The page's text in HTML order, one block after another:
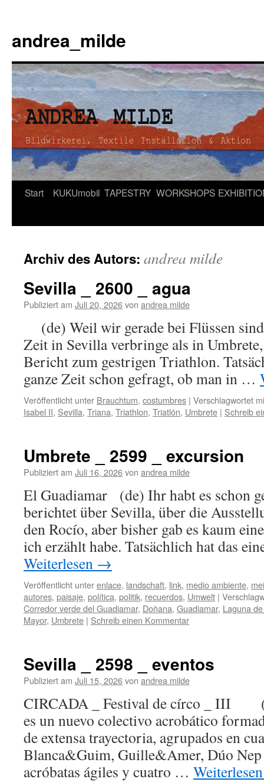
andrea_milde
Zum
Start KUKUmobil TAPESTRY WORKSHOPS
Archiv des Autors: andrea milde
Sevilla _ 2600 _ agua
Publiziert am Juli 20, 2026von andrea milde
(de) Weil wir gerade bei Flüssen
Zeit in Sevilla verbringe als in
Bericht zum gestrigen Triathlon.
ganze Zeit schon gefragt, ob man in …
Veröffentlicht unter Brauchtum, costumbres | Verschlagwortet
Isabel II, Sevilla, Triana, Triathlon, Triatlón, Umbrete | Schreib
Umbrete _ 2599 _ excursion
Publiziert am Juli 16, 2026von andrea milde
El Guadiamar (de) Ihr habt es schon
berichtet über Sevilla, über die
den Rocío, aber bisher gab es kaum
ich erzählt habe. Tatsächlich hat das
Weiterlesen →
Veröffentlicht unterenlace, landschaft, link, medio ambiente,
autores, paisaje, política, politik, recuerdos, Umwelt |
Corredor verde del Guadiamar, Doñana, Guadiamar, Laguna
Mayor, Umbrete | Schreib einen Kommentar
Sevilla _ 2598 _ eventos
Publiziert am Juli 15, 2026von andrea milde
CIRCADA _ Festival de círco _ III
es un nuevo colectivo acrobático
de extensa trayectoria, agrupados en
Blanca&Guim, Guille&Amer, Dúo Nep
acróbatas ágiles y cuatro …